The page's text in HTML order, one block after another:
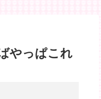
やっぱこれ